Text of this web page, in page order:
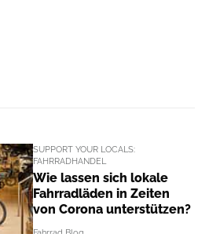
SUPPORT YOUR LOCALS:
FAHRRADHANDEL
Wie lassen sich lokale
Fahrradläden in Zeiten
von Corona unterstützen?